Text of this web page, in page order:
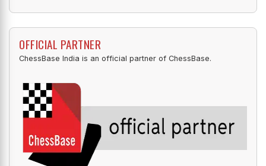
OFFICIAL PARTNER
ChessBase India is an official partner of ChessBase.